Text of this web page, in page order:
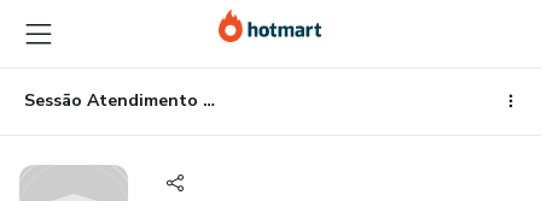
para
o
conteúdo
principal
para
o
pagamento
para
o
rodapé
Sessão Atendimento Especial Familiar